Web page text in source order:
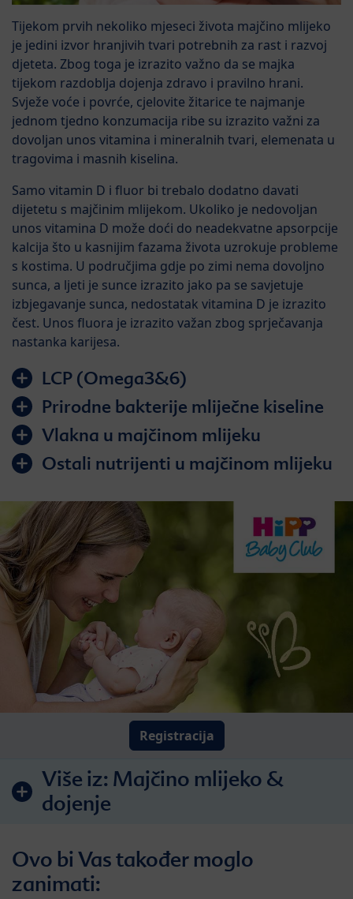
Tijekom prvih nekoliko mjeseci života majčino mlijeko
je jedini izvor hranjivih tvari potrebnih za rast i razvoj
djeteta. Zbog toga je izrazito važno da se majka
tijekom razdoblja dojenja zdravo i pravilno hrani.
Svježe voće i povrće, cjelovite žitarice te najmanje
jednom tjedno konzumacija ribe su izrazito važni za
dovoljan unos vitamina i mineralnih tvari, elemenata u
tragovima i masnih kiselina.
Samo vitamin D i fluor bi trebalo dodatno davati
dijetetu s majčinim mlijekom. Ukoliko je nedovoljan
unos vitamina D može doći do neadekvatne apsorpcije
kalcija što u kasnijim fazama života uzrokuje probleme
s kostima. U područjima gdje po zimi nema dovoljno
sunca, a ljeti je sunce izrazito jako pa se savjetuje
izbjegavanje sunca, nedostatak vitamina D je izrazito
čest. Unos fluora je izrazito važan zbog sprječavanja
nastanka karijesa.
LCP (Omega3&6)
Prirodne bakterije mliječne kiseline
Vlakna u majčinom mlijeku
Ostali nutrijenti u majčinom mlijeku
Registracija
Više iz: Majčino mlijeko &
dojenje
Ovo bi Vas također moglo
zanimati: